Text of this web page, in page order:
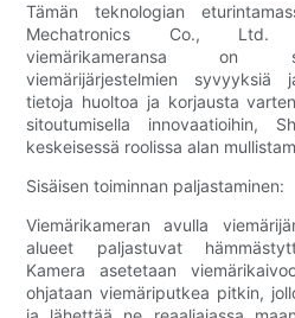
Tämän teknologian
Mechatronics Co., Ltd.
viemärikameransa on
viemärijärjestelmien syvyyksiä
tietoja huoltoa ja korjausta
sitoutumisella innovaatioihin,
keskeisessä roolissa alan
Sisäisen toiminnan paljastaminen:
Viemärikameran avulla
alueet paljastuvat
Kamera asetetaan
ohjataan viemäriputkea pitkin,